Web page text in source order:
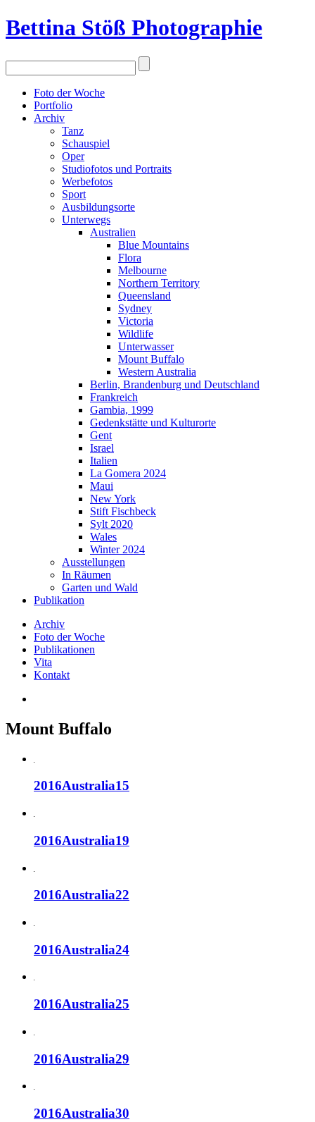
Bettina Stöß Photographie
Foto der Woche
Portfolio
Archiv
Tanz
Schauspiel
Oper
Studiofotos und Portraits
Werbefotos
Sport
Ausbildungsorte
Unterwegs
Australien
Blue Mountains
Flora
Melbourne
Northern Territory
Queensland
Sydney
Victoria
Wildlife
Unterwasser
Mount Buffalo
Western Australia
Berlin, Brandenburg und Deutschland
Frankreich
Gambia, 1999
Gedenkstätte und Kulturorte
Gent
Israel
Italien
La Gomera 2024
Maui
New York
Stift Fischbeck
Sylt 2020
Wales
Winter 2024
Ausstellungen
In Räumen
Garten und Wald
Publikation
Archiv
Foto der Woche
Publikationen
Vita
Kontakt
Mount Buffalo
2016Australia15
2016Australia19
2016Australia22
2016Australia24
2016Australia25
2016Australia29
2016Australia30